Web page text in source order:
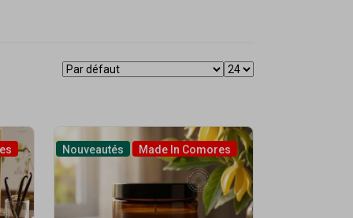
Nouveautés Made In Comores